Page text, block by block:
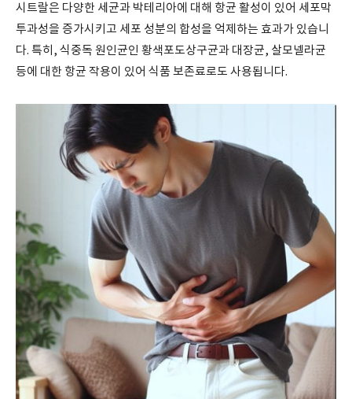
시트랄은 다양한 세균과 박테리아에 대해 항균 활성이 있어 세포막
투과성을 증가시키고 세포 성분의 합성을 억제하는 효과가 있습니
다. 특히, 식중독 원인균인 황색포도상구균과 대장균, 살모넬라균
등에 대한 항균 작용이 있어 식품 보존료로도 사용됩니다.